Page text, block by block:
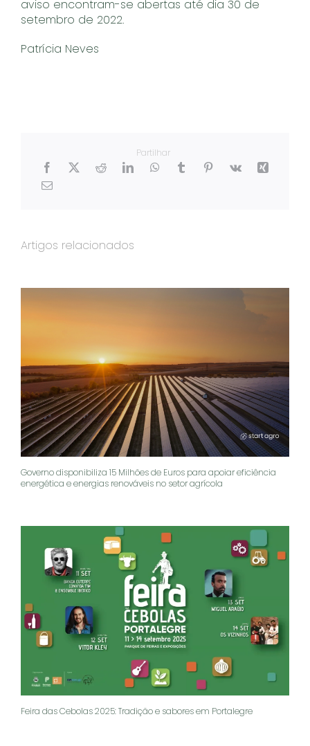
aviso encontram-se abertas até dia 30 de
setembro de 2022.
Patrícia Neves
Partilhar
Artigos relacionados
Governo disponibiliza 15 Milhões de Euros para apoiar eficiência
energética e energias renováveis no setor agrícola
Feira das Cebolas 2025: Tradição e sabores em Portalegre